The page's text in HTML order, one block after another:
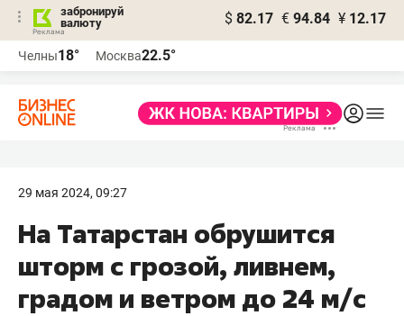
забронируй
валюту
$ 82.17 € 94.84 ¥ 12.17
Челны18° Москва22.5°
29 мая 2024, 09:27
На Татарстан обрушится
шторм с грозой, ливнем,
градом и ветром до 24 м/с